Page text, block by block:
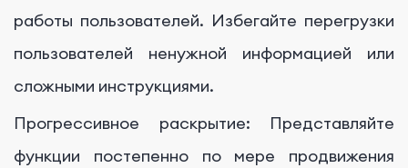
работы пользователей. Избегайте перегрузки
пользователей ненужной информацией или
сложными инструкциями.
Прогрессивное раскрытие: Представляйте
функции постепенно по мере продвижения